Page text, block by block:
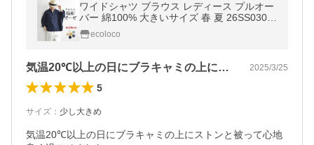
ワイドシャツ ブラウス レディース プルオー
バー 綿100% 大きいサイズ 春 夏 26SS0304
R, c14,
ecoloco
気温20℃以上の日にブラキャミの上にス… 2025/3/25
5
サイズ ： 少し大きめ
気温20℃以上の日にブラキャミの上にストンと被って心地